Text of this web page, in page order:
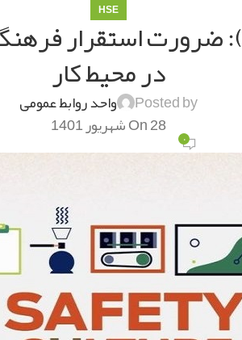
HSE
پیام ایمنی به مدیران(۳): ضرورت
در محیط کار
Posted by واحد روابط عمومی
On 28 شهریور 1401 ۰